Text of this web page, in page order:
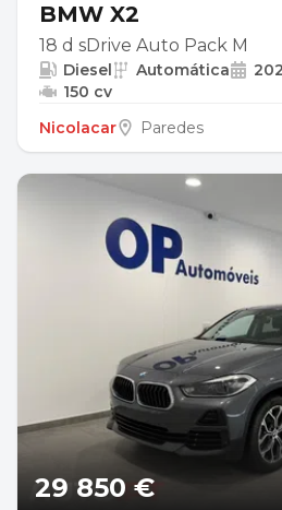
BMW X2
18 d sDrive Auto Pack M
Diesel Automática
150 cv
Nicolacar
Paredes
29 850 €